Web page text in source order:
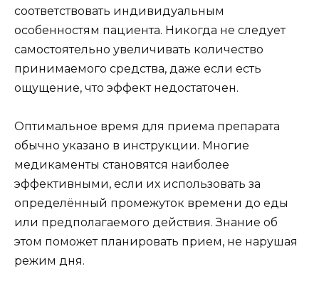
соответствовать индивидуальным
особенностям пациента. Никогда не следует
самостоятельно увеличивать количество
принимаемого средства, даже если есть
ощущение, что эффект недостаточен.
Оптимальное время для приема препарата
обычно указано в инструкции. Многие
медикаменты становятся наиболее
эффективными, если их использовать за
определённый промежуток времени до еды
или предполагаемого действия. Знание об
этом поможет планировать прием, не нарушая
режим дня.